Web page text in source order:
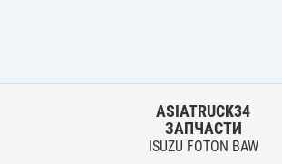
ASIATRUCK34
ЗАПЧАСТИ
ISUZU FOTON BAW